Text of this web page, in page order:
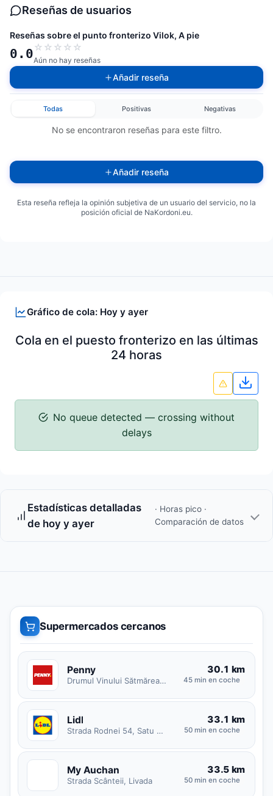
Gráfico de cola: Hoy y ayer
Cola en el puesto fronterizo en las últimas
24 horas
No queue detected — crossing without
delays
Estadísticas detalladas
de hoy y ayer
· Horas pico ·
Comparación de datos
Supermercados cercanos
Penny
Drumul Vinului Sătmărean Halmeu Vii-Orașu Nou, Turț
30.1 km
45 min en coche
Lidl
Strada Rodnei 54, Satu Mare
33.1 km
50 min en coche
My Auchan
Strada Scânteii, Livada
33.5 km
50 min en coche
Reseñas de usuarios
Reseñas sobre el punto fronterizo Vilok, A pie
0.0☆ ☆ ☆ ☆ ☆
Aún no hay reseñas
Añadir reseña
Todas Positivas Negativas
No se encontraron reseñas para este filtro.
Añadir reseña
Esta reseña refleja la opinión subjetiva de un usuario del servicio, no la
posición oficial de NaKordoni.eu.